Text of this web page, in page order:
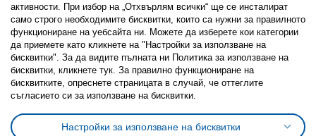
FacebookTwitterYoutubePinterestInstagram
Политика за използване на бисквитки (Cookies)
Избор на настройки за използване на бисквитки
Условия за ползване на ikea.bgОбща политика за личните данни
активности. При избор на „Отхвърлям всички“ ще се инсталират
само строго необходимитe бисквитки, които са нужни за правилното
функциониране на уебсайта ни. Можете да изберете кои категории
да приемете като кликнете на "Настройки за използване на
бисквитки". За да видите пълната ни Политика за използване на
бисквитки, кликнете тук. За правилно функциониране на
бисквитките, опреснете страницата в случай, че оттеглите
съгласието си за използване на бисквитки.
Настройки за използване на бисквитки